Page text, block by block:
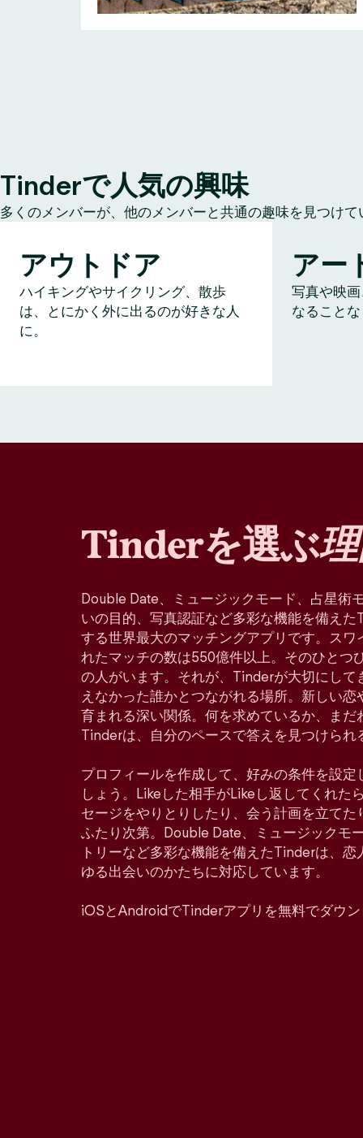
Tinderで人気の興味
多くのメンバーが、他のメンバーと共通の趣味を見つけ
アウトドア
ハイキングやサイクリング、散歩
は、とにかく外に出るのが好きな人
に。
アー
写真や映
なることな
Tinderを選ぶ
Double Date、ミュージックモード、占星術
いの目的、写真認証など多彩な機能を備えた
する世界最大のマッチングアプリです。スワ
れたマッチの数は550億件以上。そのひとつ
の人がいます。それが、Tinderが大切にして
えなかった誰かとつながれる場所。新しい恋
育まれる深い関係。何を求めているか、まだ
Tinderは、自分のペースで答えを見つけられ
プロフィールを作成して、好みの条件を設定
しょう。Likeした相手がLikeし返してくれた
セージをやりとりしたり、会う計画を立てた
ふたり次第。Double Date、ミュージックモ
トリーなど多彩な機能を備えたTinderは、
ゆる出会いのかたちに対応しています。
iOSとAndroidでTinderアプリを無料でダウン